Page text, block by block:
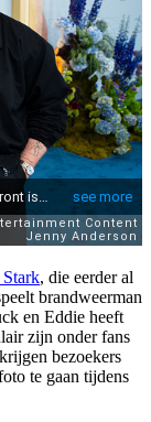
, die eerder al
brandweerman
en Eddie heeft
zijn onder fans
bezoekers
te gaan tijdens